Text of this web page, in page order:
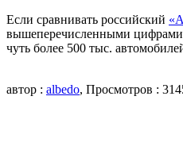
Если сравнивать российский
вышеперечисленными
чуть более 500 тыс.
автор : albedo, Просмотров :